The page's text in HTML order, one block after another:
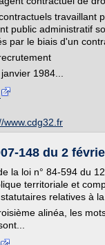
travaillant
public administratif
par le biais d'un
1984...
www.cdg32.fr
148 du 2
la loi n° 84-594 du
territoriale et
relatives à
alinéa, les